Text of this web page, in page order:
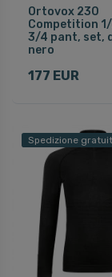
Ortovox 230
Competition
3/4 pant, set,
nero
177 EUR
Spedizione